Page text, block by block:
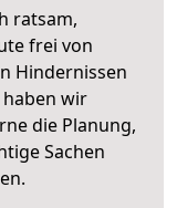
ratsam,
frei von
Hindernissen
haben wir
die Planung,
Sachen